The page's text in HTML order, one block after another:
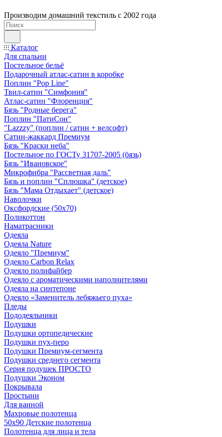
Производим домашний текстиль с 2002 года
Каталог
Для спальни
Постельное бельё
Подарочный атлас-сатин в коробке
Поплин "Pop Line"
Твил-сатин "Симфония"
Атлас-сатин "Флоренция"
Бязь "Родные берега"
Поплин "ПатиСон"
"Lazzzy" (поплин / сатин + велсофт)
Сатин-жаккард Премиум
Бязь "Краски неба"
Постельное по ГОСТу 31707-2005 (бязь)
Бязь "Ивановское"
Микрофибра "Рассветная даль"
Бязь и поплин "Сплюшка" (детское)
Бязь "Мама Отдыхает" (детское)
Наволочки
Оксфордские (50х70)
Поликоттон
Наматрасники
Одеяла
Одеяла Nature
Одеяло "Премиум"
Одеяло Carbon Relax
Одеяло полифайбер
Одеяло с ароматическими наполнителями
Одеяла на синтепоне
Одеяло «Заменитель лебяжьего пуха»
Пледы
Пододеяльники
Подушки
Подушки ортопедические
Подушки пух-перо
Подушки Премиум-сегмента
Подушки среднего сегмента
Серия подушек ПРОСТО
Подушки Эконом
Покрывала
Простыни
Для ванной
Махровые полотенца
50х90 Детские полотенца
Полотенца для лица и тела